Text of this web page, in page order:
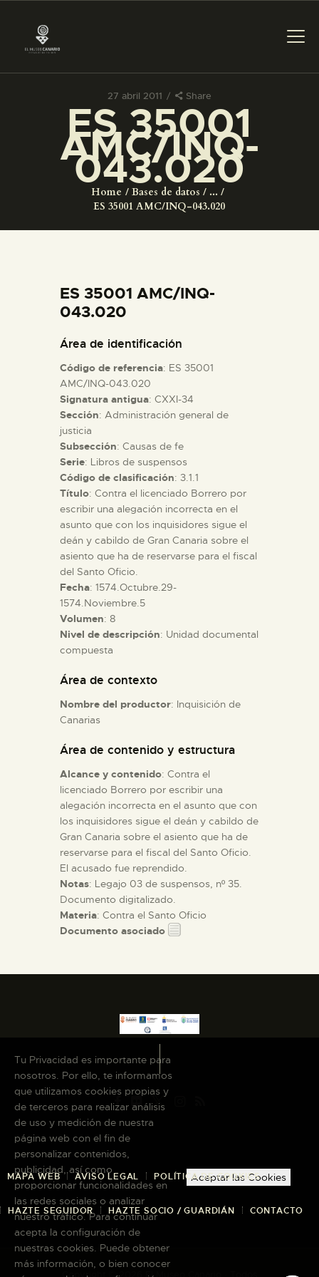
27 abril 2011 Share
ES 35001
AMC/INQ-
043.020
Home Bases de datos
...
ES 35001 AMC/INQ-043.020
PREPARAR LA VISITA
ACTIVIDADES
COLECCIONES
ESPAÑOL
PREPARAR LA VISITA
ACTIVIDADES
█
EL MUSEO
COLECCIONES
DIDÁCTICA
ESPAÑOL
ES 35001 AMC/INQ-
043.020
Área de identificación
Código de referencia: ES 35001
AMC/INQ-043.020
Signatura antigua: CXXI-34
Sección: Administración general de
justicia
Subsección: Causas de fe
Serie: Libros de suspensos
Código de clasificación: 3.1.1
Título: Contra el licenciado Borrero por
escribir una alegación incorrecta en el
asunto que con los inquisidores sigue el
deán y cabildo de Gran Canaria sobre el
asiento que ha de reservarse para el fiscal
del Santo Oficio.
Fecha: 1574.Octubre.29-
1574.Noviembre.5
Volumen: 8
Nivel de descripción: Unidad documental
compuesta
Área de contexto
Nombre del productor: Inquisición de
Canarias
Área de contenido y estructura
Alcance y contenido: Contra el
licenciado Borrero por escribir una
alegación incorrecta en el asunto que con
los inquisidores sigue el deán y cabildo de
Gran Canaria sobre el asiento que ha de
reservarse para el fiscal del Santo Oficio.
El acusado fue reprendido.
Notas: Legajo 03 de suspensos, nº 35.
Documento digitalizado.
Materia: Contra el Santo Oficio
Documento asociado
MAPA WEB AVISO LEGAL POLÍTICA DE COOKIES
HAZTE SEGUIDOR HAZTE SOCIO / GUARDIÁN CONTACTO
Copyright © 2026 El Museo Canario · Todos
Tu Privacidad es importante para
nosotros. Por ello, te informamos
que utilizamos cookies propias y
de terceros para realizar análisis
de uso y medición de nuestra
página web con el fin de
personalizar contenidos,
publicidad, así como
proporcionar funcionalidades en
las redes sociales o analizar
nuestro tráfico. Para continuar
acepta la configuración de
nuestras cookies. Puede obtener
más información, o bien conocer
Aceptar las Cookies